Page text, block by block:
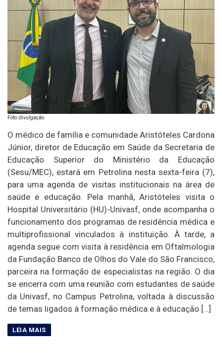
Foto: divulgação
O médico de família e comunidade Aristóteles Cardona
Júnior, diretor de Educação em Saúde da Secretaria de
Educação Superior do Ministério da Educação
(Sesu/MEC), estará em Petrolina nesta sexta-feira (7),
para uma agenda de visitas institucionais na área de
saúde e educação. Pela manhã, Aristóteles visita o
Hospital Universitário (HU)-Univasf, onde acompanha o
funcionamento dos programas de residência médica e
multiprofissional vinculados à instituição. À tarde, a
agenda segue com visita à residência em Oftalmologia
da Fundação Banco de Olhos do Vale do São Francisco,
parceira na formação de especialistas na região. O dia
se encerra com uma reunião com estudantes de saúde
da Univasf, no Campus Petrolina, voltada à discussão
de temas ligados à formação médica e à educação […]